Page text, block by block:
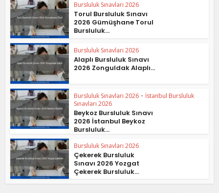
Bursluluk Sınavları 2026
Torul Bursluluk Sınavı
2026 Gümüşhane Torul
Bursluluk...
Bursluluk Sınavları 2026
Alaplı Bursluluk Sınavı
2026 Zonguldak Alaplı...
Bursluluk Sınavları 2026 • İstanbul Bursluluk
Sınavları 2026
Beykoz Bursluluk Sınavı
2026 İstanbul Beykoz
Bursluluk...
Bursluluk Sınavları 2026
Çekerek Bursluluk
Sınavı 2026 Yozgat
Çekerek Bursluluk...